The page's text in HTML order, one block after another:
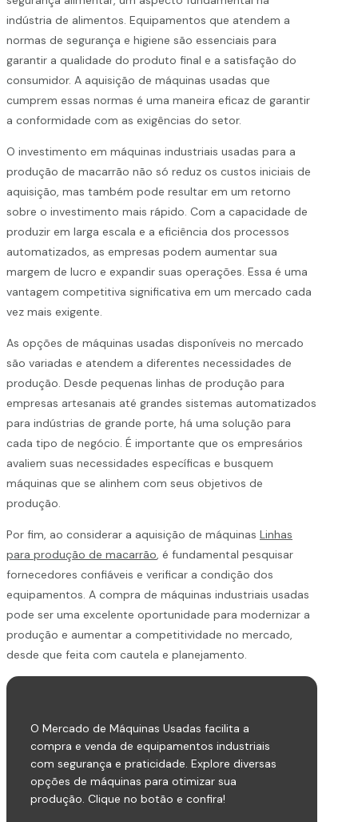
indústria de alimentos. Equipamentos que atendem a
normas de segurança e higiene são essenciais para
garantir a qualidade do produto final e a satisfação do
consumidor. A aquisição de máquinas usadas que
cumprem essas normas é uma maneira eficaz de garantir
a conformidade com as exigências do setor.
O investimento em máquinas industriais usadas para a
produção de macarrão não só reduz os custos iniciais de
aquisição, mas também pode resultar em um retorno
sobre o investimento mais rápido. Com a capacidade de
produzir em larga escala e a eficiência dos processos
automatizados, as empresas podem aumentar sua
margem de lucro e expandir suas operações. Essa é uma
vantagem competitiva significativa em um mercado cada
vez mais exigente.
As opções de máquinas usadas disponíveis no mercado
são variadas e atendem a diferentes necessidades de
produção. Desde pequenas linhas de produção para
empresas artesanais até grandes sistemas automatizados
para indústrias de grande porte, há uma solução para
cada tipo de negócio. É importante que os empresários
avaliem suas necessidades específicas e busquem
máquinas que se alinhem com seus objetivos de
produção.
Por fim, ao considerar a aquisição de máquinas Linhas
para produção de macarrão , é fundamental pesquisar
fornecedores confiáveis e verificar a condição dos
equipamentos. A compra de máquinas industriais usadas
pode ser uma excelente oportunidade para modernizar a
produção e aumentar a competitividade no mercado,
desde que feita com cautela e planejamento.
O Mercado de Máquinas Usadas facilita a
compra e venda de equipamentos industriais
com segurança e praticidade. Explore diversas
opções de máquinas para otimizar sua
produção. Clique no botão e confira!